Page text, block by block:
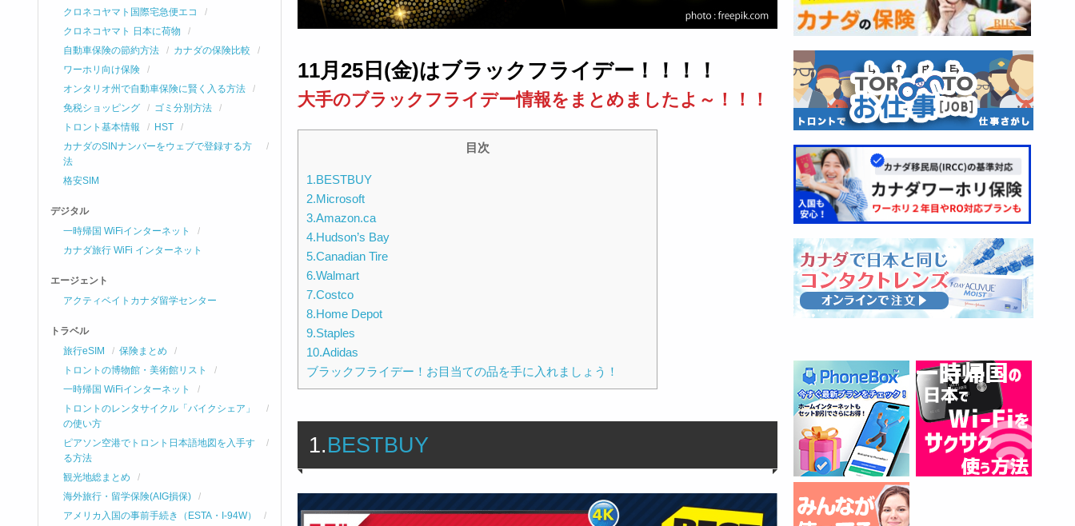
11月25日(金)はブラックフライデー！！！！
大手のブラックフライデー情報をまとめましたよ～！！！
目次
1.BESTBUY
2.Microsoft
3.Amazon.ca
4.Hudson’s Bay
5.Canadian Tire
6.Walmart
7.Costco
8.Home Depot
9.Staples
10.Adidas
ブラックフライデー！お目当ての品を手に入れましょう！
1.BESTBUY
クロネコヤマト国際宅急便エコ
クロネコヤマト 日本に荷物
自動車保険の節約方法
カナダの保険比較
ワーホリ向け保険
オンタリオ州で自動車保険に賢く入る方法
免税ショッピング
ゴミ分別方法
トロント基本情報
HST
カナダのSINナンバーをウェブで登録する方
法
格安SIM
デジタル
一時帰国 WiFiインターネット
カナダ旅行 WiFi インターネット
エージェント
アクティベイトカナダ留学センター
トラベル
旅行eSIM
保険まとめ
トロントの博物館・美術館リスト
一時帰国 WiFiインターネット
トロントのレンタサイクル「バイクシェア」
の使い方
ピアソン空港でトロント日本語地図を入手す
る方法
観光地総まとめ
海外旅行・留学保険(AIG損保)
アメリカ入国の事前手続き（ESTA・I-94W）